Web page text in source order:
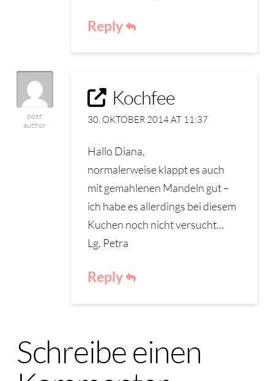
Reply
post
author
Kochfee
30. OKTOBER 2014 AT 11:37
Hallo Diana,
normalerweise klappt es auch
mit gemahlenen Mandeln gut –
ich habe es allerdings bei diesem
Kuchen noch nicht versucht…
Lg, Petra
Reply
Schreibe einen